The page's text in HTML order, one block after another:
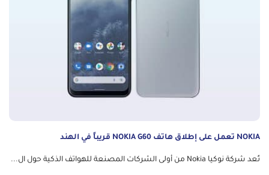
NOKIA تعمل على إطلاق هاتف NOKIA G60 قريباً في الهند
تُعد شركة نوكيا Nokia من أولى الشركات المصنعة للهواتف الذكية حول ال...